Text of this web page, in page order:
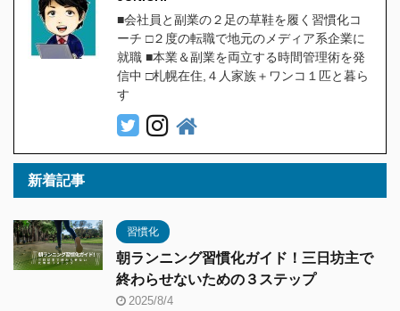
■会社員と副業の２足の草鞋を履く習慣化コ
ーチ □２度の転職で地元のメディア系企業に
就職 ■本業＆副業を両立する時間管理術を発
信中 □札幌在住,４人家族＋ワンコ１匹と暮ら
す
新着記事
習慣化
朝ランニング習慣化ガイド！三日坊主で
終わらせないための３ステップ
2025/8/4